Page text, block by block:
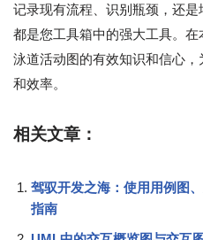
记录现有流程、识别瓶颈，还
都是您工具箱中的强大工具。
泳道活动图的有效知识和信心
和效率。
相关文章：
驾驭开发之海：使用用例图
指南